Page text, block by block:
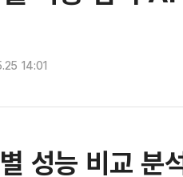
14:01
성능 비교 분